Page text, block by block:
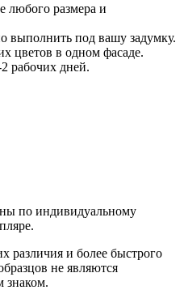
любого размера и
выполнить под вашу задумку.
цветов в одном фасаде.
рабочих дней.
по индивидуальному
различия и более быстрого
не являются
знаком.